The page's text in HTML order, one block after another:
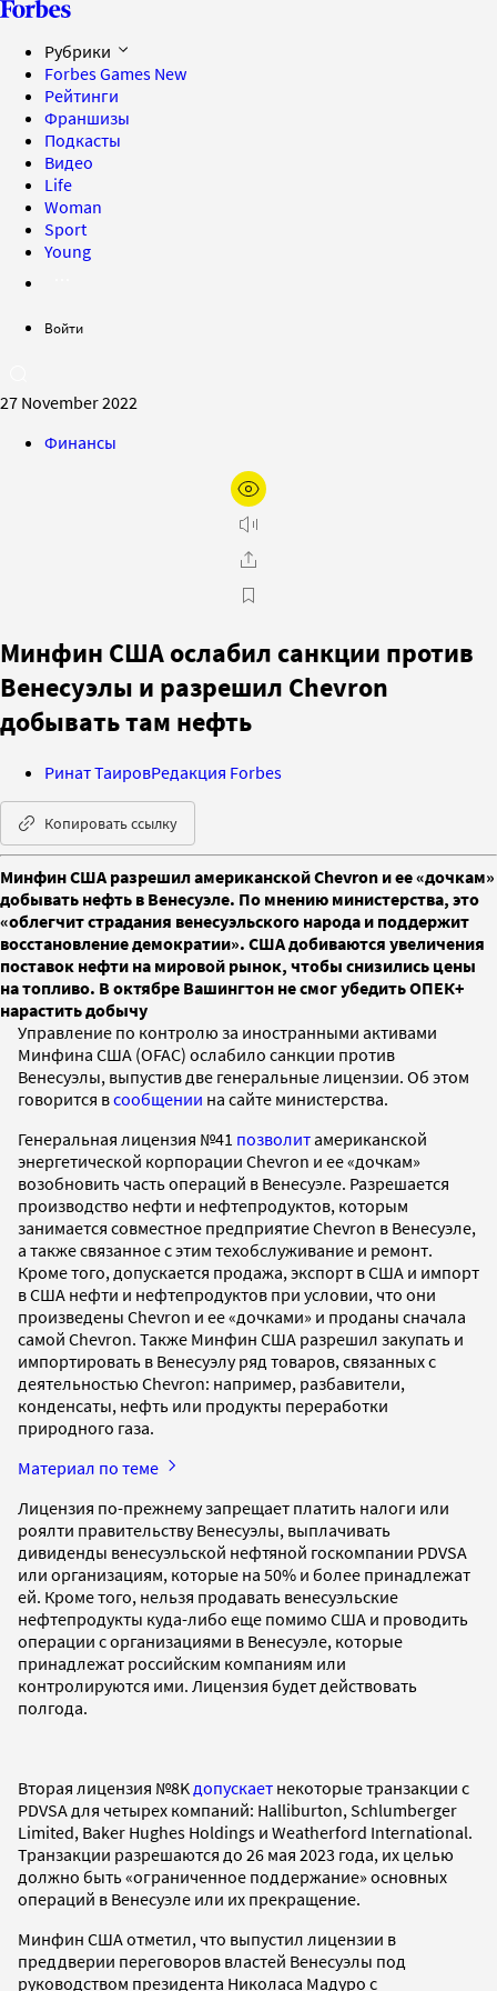
Рубрики
Forbes Games New
Рейтинги
Франшизы
Подкасты
Видео
Life
Woman
Sport
Young
Войти
27 November 2022
Финансы
Минфин США ослабил санкции против
Венесуэлы и разрешил Chevron
добывать там нефть
Ринат ТаировРедакция Forbes
Копировать ссылку
Минфин США разрешил американской Chevron и ее «дочкам»
добывать нефть в Венесуэле. По мнению министерства, это
«облегчит страдания венесуэльского народа и поддержит
восстановление демократии». США добиваются увеличения
поставок нефти на мировой рынок, чтобы снизились цены
на топливо. В октябре Вашингтон не смог убедить ОПЕК+
нарастить добычу
Управление по контролю за иностранными активами
Минфина США (OFAC) ослабило санкции против
Венесуэлы, выпустив две генеральные лицензии. Об этом
говорится всообщении на сайте министерства.
Генеральная лицензия №41 позволитамериканской
энергетической корпорации Chevron и ее «дочкам»
возобновить часть операций в Венесуэле. Разрешается
производство нефти и нефтепродуктов, которым
занимается совместное предприятие Chevron в Венесуэле,
а также связанное с этим техобслуживание и ремонт.
Кроме того, допускается продажа, экспорт в США и импорт
в США нефти и нефтепродуктов при условии, что они
произведены Chevron и ее «дочками» и проданы сначала
самой Chevron. Также Минфин США разрешил закупать и
импортировать в Венесуэлу ряд товаров, связанных с
деятельностью Chevron: например, разбавители,
конденсаты, нефть или продукты переработки
природного газа.
Материал по теме
Лицензия по-прежнему запрещает платить налоги или
роялти правительству Венесуэлы, выплачивать
дивиденды венесуэльской нефтяной госкомпании PDVSA
или организациям, которые на 50% и более принадлежат
ей. Кроме того, нельзя продавать венесуэльские
нефтепродукты куда-либо еще помимо США и проводить
операции с организациями в Венесуэле, которые
принадлежат российским компаниям или
контролируются ими. Лицензия будет действовать
полгода.
Вторая лицензия №8K допускает некоторые транзакции с
PDVSA для четырех компаний: Halliburton, Schlumberger
Limited, Baker Hughes Holdings и Weatherford International.
Транзакции разрешаются до 26 мая 2023 года, их целью
должно быть «ограниченное поддержание» основных
операций в Венесуэле или их прекращение.
Минфин США отметил, что выпустил лицензии в
преддверии переговоров властей Венесуэлы под
руководством президента Николаса Мадуро с